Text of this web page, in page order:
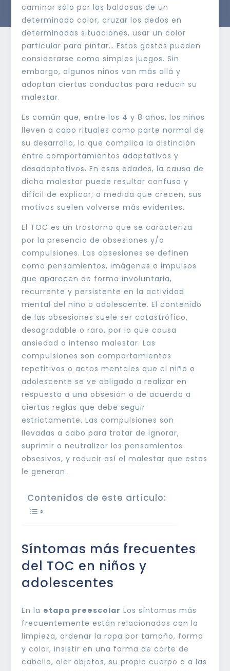
caminar sólo por las baldosas de un
determinado color, cruzar los dedos en
determinadas situaciones, usar un color
particular para pintar… Estos gestos pueden
considerarse como simples juegos. Sin
embargo, algunos niños van más allá y
adoptan ciertas conductas para reducir su
malestar.
Es común que, entre los 4 y 8 años, los niños
lleven a cabo rituales como parte normal de
su desarrollo, lo que complica la distinción
entre comportamientos adaptativos y
desadaptativos. En esas edades, la causa de
dicho malestar puede resultar confusa y
difícil de explicar; a medida que crecen, sus
motivos suelen volverse más evidentes.
El TOC es un trastorno que se caracteriza
por la presencia de obsesiones y/o
compulsiones. Las obsesiones se definen
como pensamientos, imágenes o impulsos
que aparecen de forma involuntaria,
recurrente y persistente en la actividad
mental del niño o adolescente. El contenido
de las obsesiones suele ser catastrófico,
desagradable o raro, por lo que causa
ansiedad o intenso malestar. Las
compulsiones son comportamientos
repetitivos o actos mentales que el niño o
adolescente se ve obligado a realizar en
respuesta a una obsesión o de acuerdo a
ciertas reglas que debe seguir
estrictamente. Las compulsiones son
llevadas a cabo para tratar de ignorar,
suprimir o neutralizar los pensamientos
obsesivos, y reducir así el malestar que estos
le generan.
Contenidos de este artículo:
Síntomas más frecuentes
del TOC en niños y
adolescentes
En la etapa preescolar Los síntomas más
frecuentemente están relacionados con la
limpieza, ordenar la ropa por tamaño, forma
y color, insistir en una forma de corte de
cabello, oler objetos, su propio cuerpo o a las